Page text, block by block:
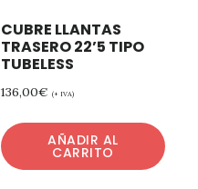
CUBRE LLANTAS
TRASERO 22’5 TIPO
TUBELESS
136,00€ (+ IVA)
AÑADIR AL
CARRITO